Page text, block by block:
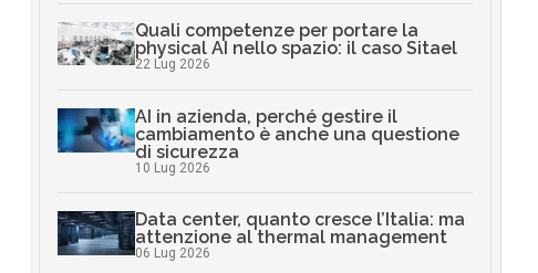
Quali competenze per portare la
physical AI nello spazio: il caso Sitael
22 Lug 2026
AI in azienda, perché gestire il
cambiamento è anche una questione
di sicurezza
10 Lug 2026
Data center, quanto cresce l’Italia: ma
attenzione al thermal management
06 Lug 2026